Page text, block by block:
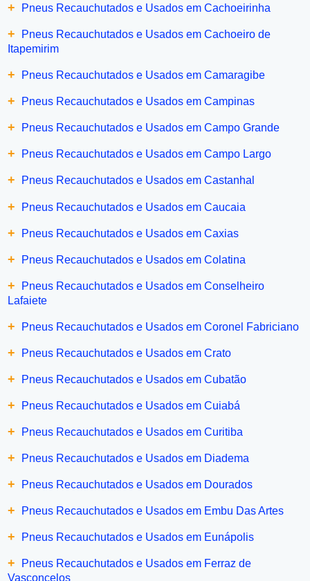
+ Pneus Recauchutados e Usados em Cachoeirinha
+
Pneus Recauchutados e Usados em Cachoeiro de
Itapemirim
+ Pneus Recauchutados e Usados em Camaragibe
+ Pneus Recauchutados e Usados em Campinas
+ Pneus Recauchutados e Usados em Campo Grande
+ Pneus Recauchutados e Usados em Campo Largo
+ Pneus Recauchutados e Usados em Castanhal
+ Pneus Recauchutados e Usados em Caucaia
+ Pneus Recauchutados e Usados em Caxias
+ Pneus Recauchutados e Usados em Colatina
+
Pneus Recauchutados e Usados em Conselheiro
Lafaiete
+ Pneus Recauchutados e Usados em Coronel Fabriciano
+ Pneus Recauchutados e Usados em Crato
+ Pneus Recauchutados e Usados em Cubatão
+ Pneus Recauchutados e Usados em Cuiabá
+ Pneus Recauchutados e Usados em Curitiba
+ Pneus Recauchutados e Usados em Diadema
+ Pneus Recauchutados e Usados em Dourados
+ Pneus Recauchutados e Usados em Embu Das Artes
+ Pneus Recauchutados e Usados em Eunápolis
+
Pneus Recauchutados e Usados em Ferraz de
Vasconcelos